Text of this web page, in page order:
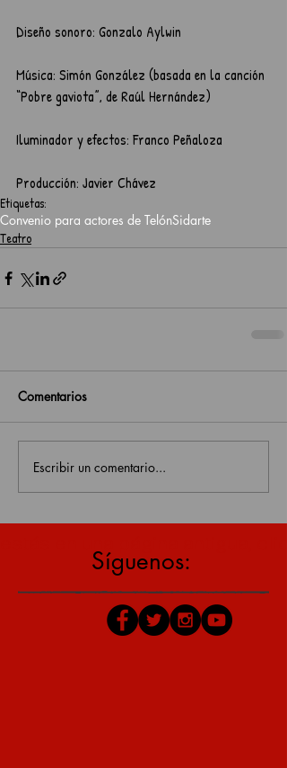
Diseño sonoro: Gonzalo Aylwin
Música: Simón González (basada en la canción
“Pobre gaviota”, de Raúl Hernández)
Iluminador y efectos: Franco Peñaloza
Producción: Javier Chávez
Etiquetas:
Convenio para actores de TelónSidarte
Teatro
Comentarios
Escribir un comentario...
Síguenos: